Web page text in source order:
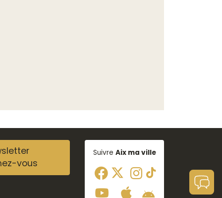
vous
Suivre Aix ma ville